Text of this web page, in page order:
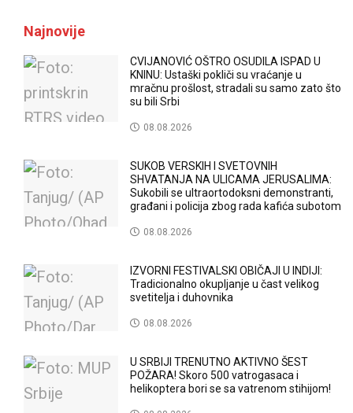
Najnovije
CVIJANOVIĆ OŠTRO OSUDILA ISPAD U
KNINU: Ustaški pokliči su vraćanje u
mračnu prošlost, stradali su samo zato što
su bili Srbi
08.08.2026
SUKOB VERSKIH I SVETOVNIH
SHVATANJA NA ULICAMA JERUSALIMA:
Sukobili se ultraortodoksni demonstranti,
građani i policija zbog rada kafića subotom
08.08.2026
IZVORNI FESTIVALSKI OBIČAJI U INDIJI:
Tradicionalno okupljanje u čast velikog
svetitelja i duhovnika
08.08.2026
U SRBIJI TRENUTNO AKTIVNO ŠEST
POŽARA! Skoro 500 vatrogasaca i
helikoptera bori se sa vatrenom stihijom!